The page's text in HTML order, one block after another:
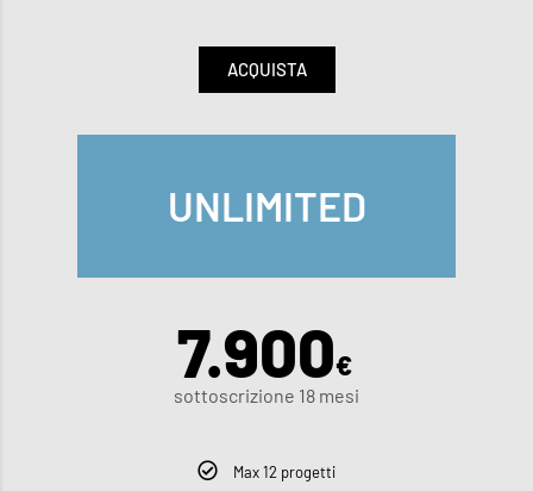
ACQUISTA
UNLIMITED
7.900€
sottoscrizione 18 mesi
Max 12 progetti